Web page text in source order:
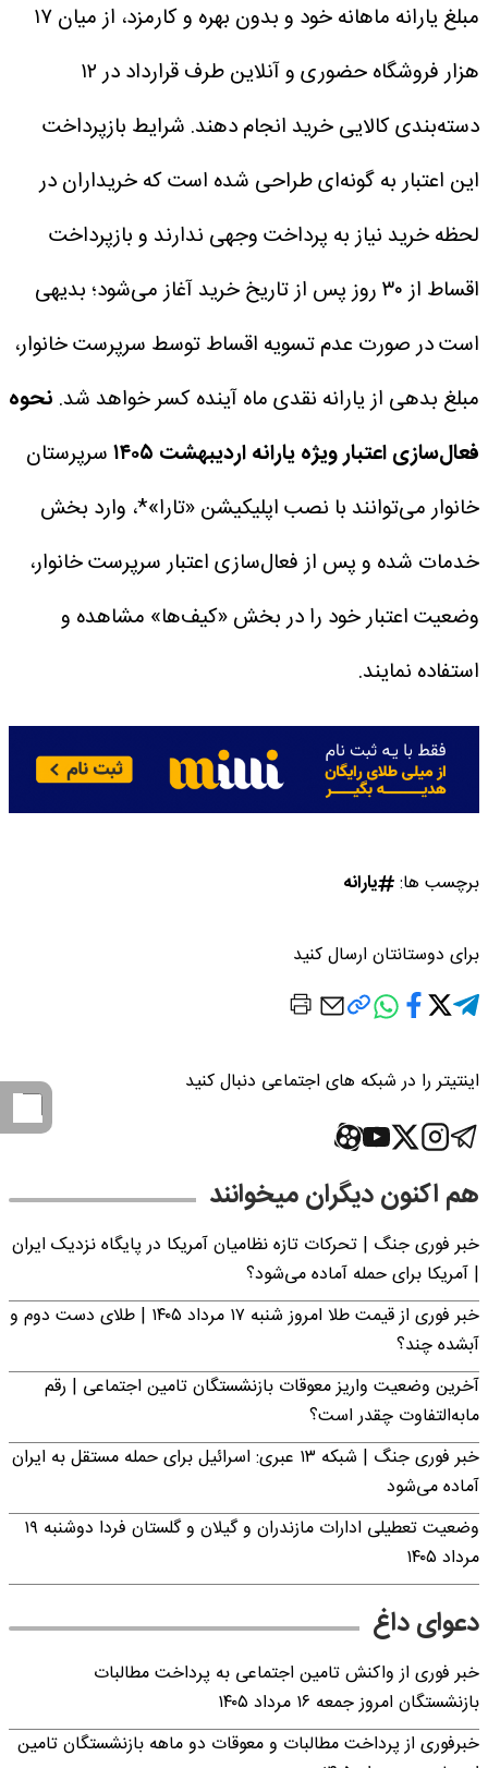
مبلغ یارانه ماهانه خود و بدون بهره و کارمزد، از میان ۱۷
هزار فروشگاه حضوری و آنلاین طرف قرارداد در ۱۲
دسته‌بندی کالایی خرید انجام دهند. شرایط بازپرداخت
این اعتبار به گونه‌ای طراحی شده است که خریداران در
لحظه خرید نیاز به پرداخت وجهی ندارند و بازپرداخت
اقساط از ۳۰ روز پس از تاریخ خرید آغاز می‌شود؛ بدیهی
است در صورت عدم تسویه اقساط توسط سرپرست خانوار،
مبلغ بدهی از یارانه نقدی ماه آینده کسر خواهد شد. نحوه
فعال‌سازی اعتبار ویژه یارانه اردیبهشت ۱۴۰۵
سرپرستان
خانوار می‌توانند با نصب اپلیکیشن «تارا»*، وارد بخش
خدمات شده و پس از فعال‌سازی اعتبار سرپرست خانوار،
وضعیت اعتبار خود را در بخش «کیف‌ها» مشاهده و
استفاده نمایند.
برچسب ها: یارانه
برای دوستانتان ارسال کنید
اینتیتر را در شبکه های اجتماعی دنبال کنید
هم اکنون دیگران میخوانند
خبر فوری جنگ | تحرکات تازه نظامیان آمریکا در پایگاه نزدیک ایران
| آمریکا برای حمله آماده می‌شود؟
خبر فوری از قیمت طلا امروز شنبه ۱۷ مرداد ۱۴۰۵ | طلای دست دوم و
آبشده چند؟
آخرین وضعیت واریز معوقات بازنشستگان تامین اجتماعی | رقم
مابه‌التفاوت چقدر است؟
خبر فوری جنگ | شبکه ۱۳ عبری: اسرائیل برای حمله مستقل به ایران
آماده می‌شود
وضعیت تعطیلی ادارات مازندران و گیلان و گلستان فردا دوشنبه ۱۹
مرداد ۱۴۰۵
دعوای داغ
خبر فوری از واکنش تامین اجتماعی به پرداخت مطالبات
بازنشستگان امروز جمعه ۱۶ مرداد ۱۴۰۵
خبرفوری از پرداخت مطالبات و معوقات دو ماهه بازنشستگان تامین